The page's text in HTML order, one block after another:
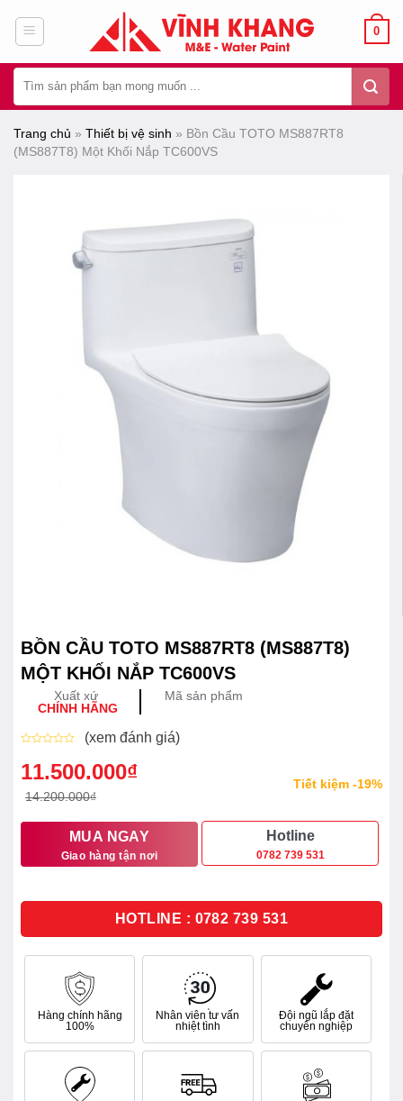
dung
0
kiếm:
Trang chủ » Thiết bị vệ sinh » Bồn Cầu TOTO MS887RT8
(MS887T8) Một Khối Nắp TC600VS
BỒN CẦU TOTO MS887RT8 (MS887T8)
MỘT KHỐI NẮP TC600VS
Xuất xứ
CHÍNH HÃNG
Mã sản phẩm
xếp
hạng
5
(xem đánh giá)
14.200.000₫
Giá
gốc
14.200.000₫.
11.500.000₫
Giá
hiện
11.500.000₫.
Tiết kiệm -19%
MUA NGAY
Giao hàng tận nơi
Hotline
0782 739 531
HOTLINE : 0782 739 531
Hàng chính hãng
100%
Nhân viên tư vấn
nhiệt tình
Đội ngũ lắp đặt
chuyên nghiệp